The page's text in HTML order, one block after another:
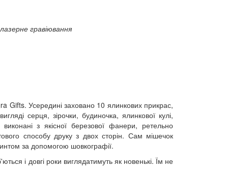
гравіювання
Gifts. Усередині заховано 10 ялинкових прикрас,
серця, зірочки, будиночка, ялинкової кулі,
з якісної березової фанери, ретельно
способу друку з двох сторін. Сам мішечок
за допомогою шовкографії.
і довгі роки виглядатимуть як новенькі. Їм не